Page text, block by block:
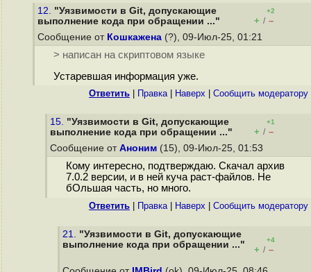
12. "Уязвимости в Git, допускающие
выполнение кода при обращении ..."
+2
+ / –
Сообщение от Кошкажена (?), 09-Июл-25, 01:21
> написан на скриптовом языке
Устаревшая информация уже.
Ответить Правка| Наверх Cообщить модератору
15. "Уязвимости в Git, допускающие
выполнение кода при обращении ..."
+1
+ / –
Сообщение от Аноним (15), 09-Июл-25, 01:53
Кому интересно, подтверждаю. Скачал архив
7.0.2 версии, и в ней куча раст-файлов. Не
бОльшая часть, но много.
Ответить Правка| Наверх Cообщить модератору
21. "Уязвимости в Git, допускающие
выполнение кода при обращении ..."
+4
+ / –